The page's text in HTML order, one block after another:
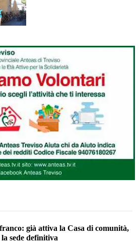
già attiva la Casa di comunità,
sede definitiva